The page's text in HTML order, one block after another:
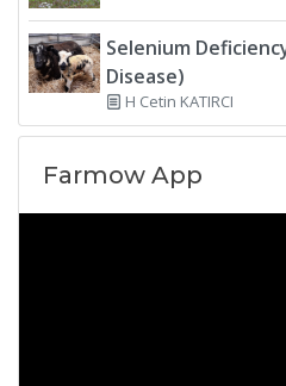
Selenium
Disease)
H Cetin KATIRCI
Farmow App